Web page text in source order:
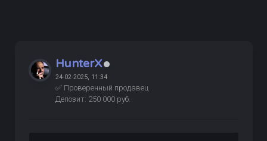
HunterX
24-02-2025, 11:34
✅ Проверенный продавец
Депозит: 250 000 руб.